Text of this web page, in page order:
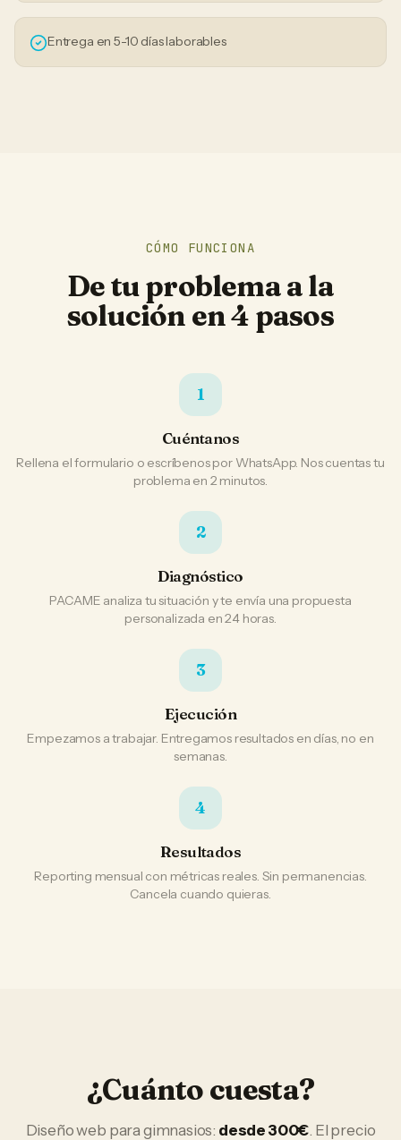
Entrega en 5-10 días laborables
CÓMO FUNCIONA
De tu problema a la
solución en 4 pasos
1
Cuéntanos
Rellena el formulario o escríbenos por WhatsApp. Nos cuentas tu
problema en 2 minutos.
2
Diagnóstico
PACAME analiza tu situación y te envía una propuesta
personalizada en 24 horas.
3
Ejecución
Empezamos a trabajar. Entregamos resultados en días, no en
semanas.
4
Resultados
Reporting mensual con métricas reales. Sin permanencias.
Cancela cuando quieras.
¿Cuánto cuesta?
Diseño web paragimnasios: desde 300€. El precio